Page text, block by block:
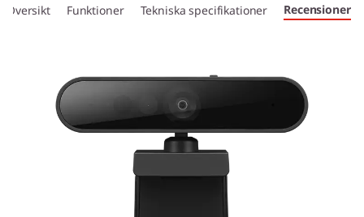
Översikt Funktioner Tekniska specifikationer Recensioner